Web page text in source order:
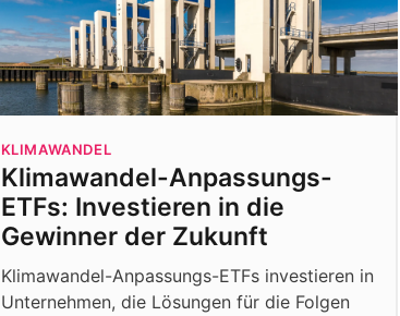
KLIMAWANDEL
Klimawandel-Anpassungs-
ETFs: Investieren in die
Gewinner der Zukunft
Klimawandel-Anpassungs-ETFs investieren in
Unternehmen, die Lösungen für die Folgen